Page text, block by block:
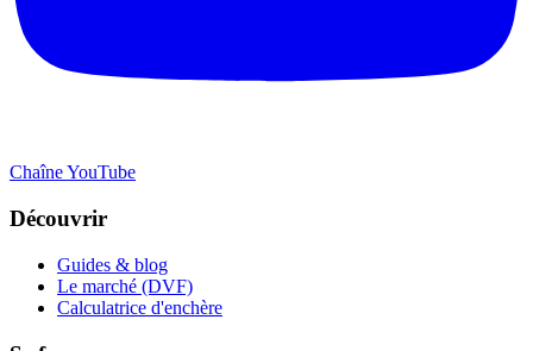
Chaîne YouTube
Découvrir
Guides & blog
Le marché (DVF)
Calculatrice d'enchère